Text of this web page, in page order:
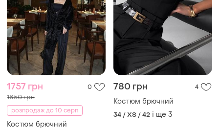
1757 грн 0
1850 грн
розпродаж до 10 серп
Костюм брючний
780 грн 4
Костюм брючний
34 / XS / 42 і ще 3